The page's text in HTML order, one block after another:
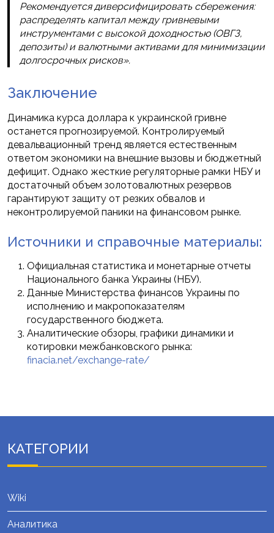
Рекомендуется диверсифицировать сбережения:
распределять капитал между гривневыми
инструментами с высокой доходностью (ОВГЗ,
депозиты) и валютными активами для минимизации
долгосрочных рисков».
Заключение
Динамика курса доллара к украинской гривне
останется прогнозируемой. Контролируемый
девальвационный тренд является естественным
ответом экономики на внешние вызовы и бюджетный
дефицит. Однако жесткие регуляторные рамки НБУ и
достаточный объем золотовалютных резервов
гарантируют защиту от резких обвалов и
неконтролируемой паники на финансовом рынке.
Источники и справочные материалы:
Официальная статистика и монетарные отчеты
Национального банка Украины (НБУ).
Данные Министерства финансов Украины по
исполнению и макропоказателям
государственного бюджета.
Аналитические обзоры, графики динамики и
котировки межбанковского рынка:
finacia.net/exchange-rate/
КАТЕГОРИИ
Wiki
Аналитика